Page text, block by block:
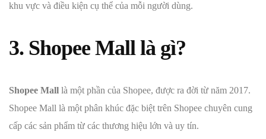
khu vực và điều kiện cụ thể của mỗi người dùng.
3. Shopee Mall là gì?
Shopee Mall là một phần của Shopee, được ra đời từ năm 2017.
Shopee Mall là một phân khúc đặc biệt trên Shopee chuyên cung
cấp các sản phẩm từ các thương hiệu lớn và uy tín.